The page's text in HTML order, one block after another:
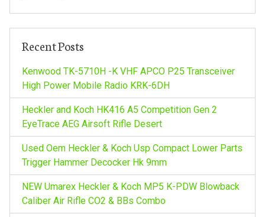
f
r
:
Recent Posts
Kenwood TK-5710H -K VHF APCO P25 Transceiver
High Power Mobile Radio KRK-6DH
Heckler and Koch HK416 A5 Competition Gen 2
EyeTrace AEG Airsoft Rifle Desert
Used Oem Heckler & Koch Usp Compact Lower Parts
Trigger Hammer Decocker Hk 9mm
NEW Umarex Heckler & Koch MP5 K-PDW Blowback
Caliber Air Rifle CO2 & BBs Combo